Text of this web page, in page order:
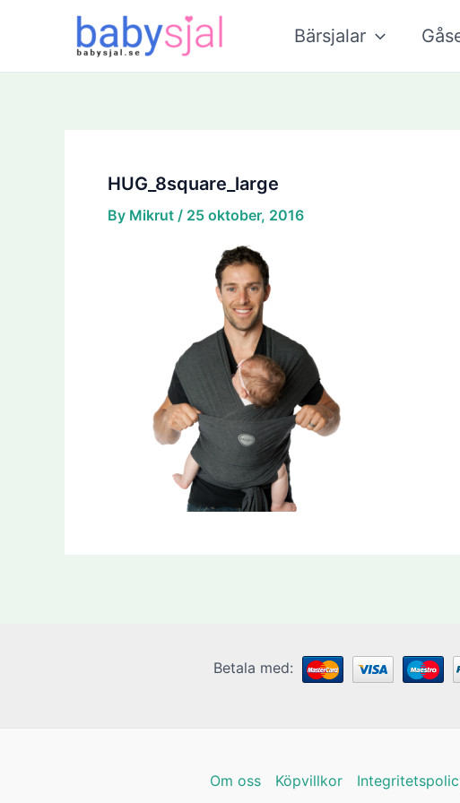
Bärsjalar
HUG_8square_large
By Mikrut / 25 oktober, 2016
Betala med:
Om oss Köpvillkor